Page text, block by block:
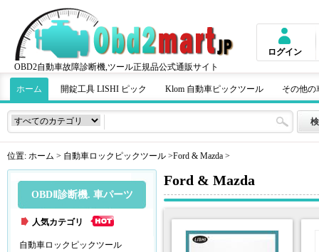
OBD2自動車故障診断機,ツール正規品公式通販サイト
ログイン
ホーム 開錠工具 LISHI ピック Klom 自動車ピックツール その他の
位置: ホーム > 自動車ロックピックツール >Ford & Mazda >
OBDⅡ診断機. 車パーツ
人気カテゴリ
自動車ロックピックツール
Ford & Mazda